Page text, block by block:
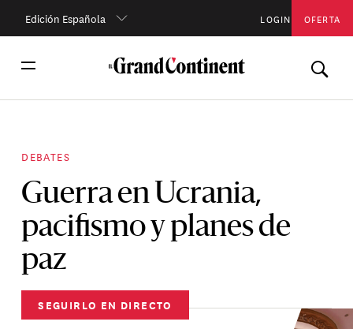
Edición Española LOGIN OFERTA
DEBATES
Guerra en Ucrania,
pacifismo y planes de
paz
SEGUIRLO EN DIRECTO